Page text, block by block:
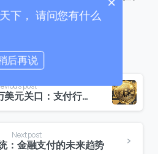
post
比特币迈过10万美元关口：支付行业的新里程碑
Next post
：金融支付的未来趋势
0 / 180
下， 请问您有什么
后再说